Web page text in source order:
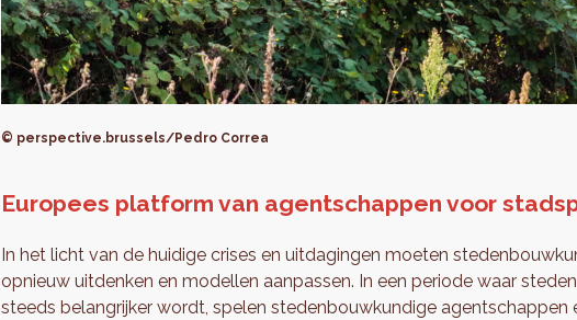
© perspective.brussels/Pedro Correa
Europees platform van agentschappen voor
In het licht van de huidige crises en uitdagingen moeten
opnieuw uitdenken en modellen aanpassen. In een periode waar
steeds belangrijker wordt, spelen stedenbouwkundige agentschappen